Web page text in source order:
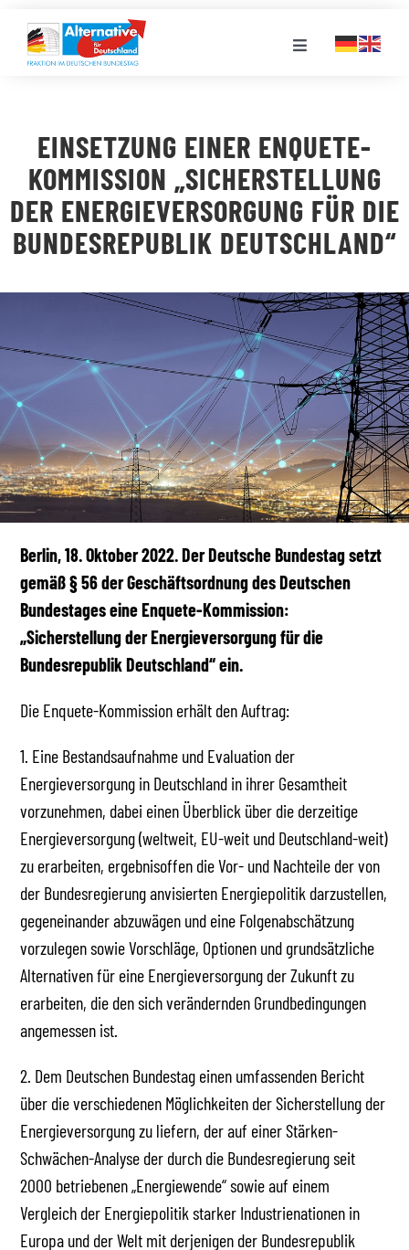
Inhalt
springen
Toggle
LANDESGRUPPEN
VERANSTALTUNGEN
STELLENPORTAL
MEDIATHEK
EINSETZUNG EINER ENQUETE-
KOMMISSION „SICHERSTELLUNG
DER ENERGIEVERSORGUNG FÜR DIE
BUNDESREPUBLIK DEUTSCHLAND“
Berlin, 18. Oktober 2022. Der Deutsche Bundestag setzt
gemäß § 56 der Geschäftsordnung des Deutschen
Bundestages eine Enquete-Kommission:
„Sicherstellung der Energieversorgung für die
Bundesrepublik Deutschland“ ein.
Die Enquete-Kommission erhält den Auftrag:
1. Eine Bestandsaufnahme und Evaluation der
Energieversorgung in Deutschland in ihrer Gesamtheit
vorzunehmen, dabei einen Überblick über die derzeitige
Energieversorgung (weltweit, EU-weit und Deutschland-weit)
zu erarbeiten, ergebnisoffen die Vor- und Nachteile der von
der Bundesregierung anvisierten Energiepolitik darzustellen,
gegeneinander abzuwägen und eine Folgenabschätzung
vorzulegen sowie Vorschläge, Optionen und grundsätzliche
Alternativen für eine Energieversorgung der Zukunft zu
erarbeiten, die den sich verändernden Grundbedingungen
angemessen ist.
2. Dem Deutschen Bundestag einen umfassenden Bericht
über die verschiedenen Möglichkeiten der Sicherstellung der
Energieversorgung zu liefern, der auf einer Stärken-
Schwächen-Analyse der durch die Bundesregierung seit
2000 betriebenen „Energiewende“ sowie auf einem
Vergleich der Energiepolitik starker Industrienationen in
Europa und der Welt mit derjenigen der Bundesrepublik